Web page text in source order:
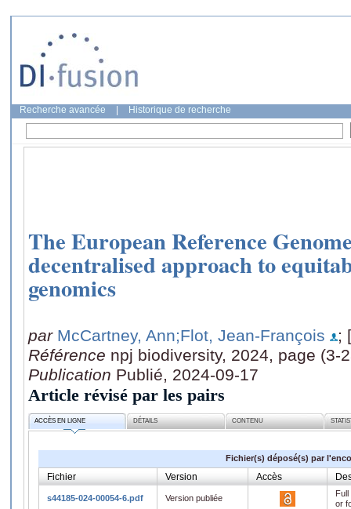
Recherche avancée Historique de recherche
The European Reference
decentralised approach to
genomics
par McCartney, Ann;Flot, Jean-François
;
Référence npj biodiversity, 2024, page (3-
Publication Publié, 2024-09-17
Article révisé par les pairs
ACCÈS EN LIGNE DÉTAILS CONTENU
Fichier(s) déposé(s) par
Fichier Version Accès
s44185-024-00054-6.pdf Version publiée
or